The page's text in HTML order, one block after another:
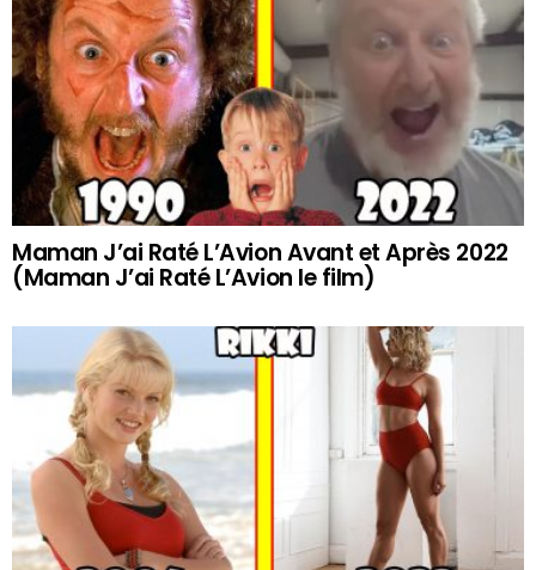
Maman J’ai Raté L’Avion Avant et Après 2022
(Maman J’ai Raté L’Avion le film)